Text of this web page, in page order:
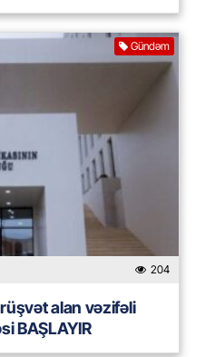
Gündəm
204
alan vəzifəli
BAŞLAYIR